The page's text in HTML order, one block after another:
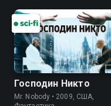
Господин Никто
Mr. Nobody • 2009, США,